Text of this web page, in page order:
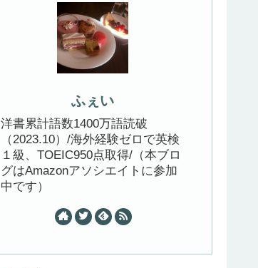
ふぇい
洋書累計語数1400万語読破
（2023.10）/海外経験ゼロで英検
１級、TOEIC950点取得/（本ブロ
グはAmazonアソシエイトに参加
中です）